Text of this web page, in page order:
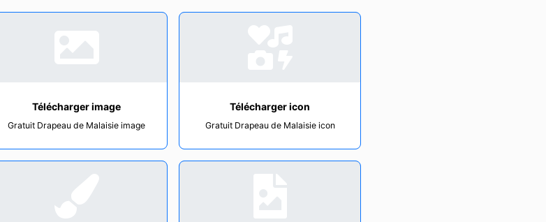
Télécharger image
Gratuit Drapeau de Malaisie image
Télécharger icon
Gratuit Drapeau de Malaisie icon